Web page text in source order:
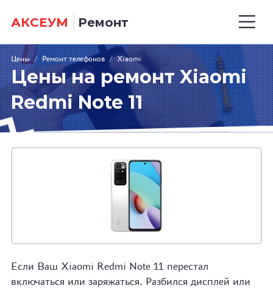
АКСЕУМ Ремонт
Цены / Ремонт телефонов / Xiaomi
Цены на ремонт Xiaomi
Redmi Note 11
Если Ваш Xiaomi Redmi Note 11 перестал
включаться или заряжаться. Разбился дисплей или